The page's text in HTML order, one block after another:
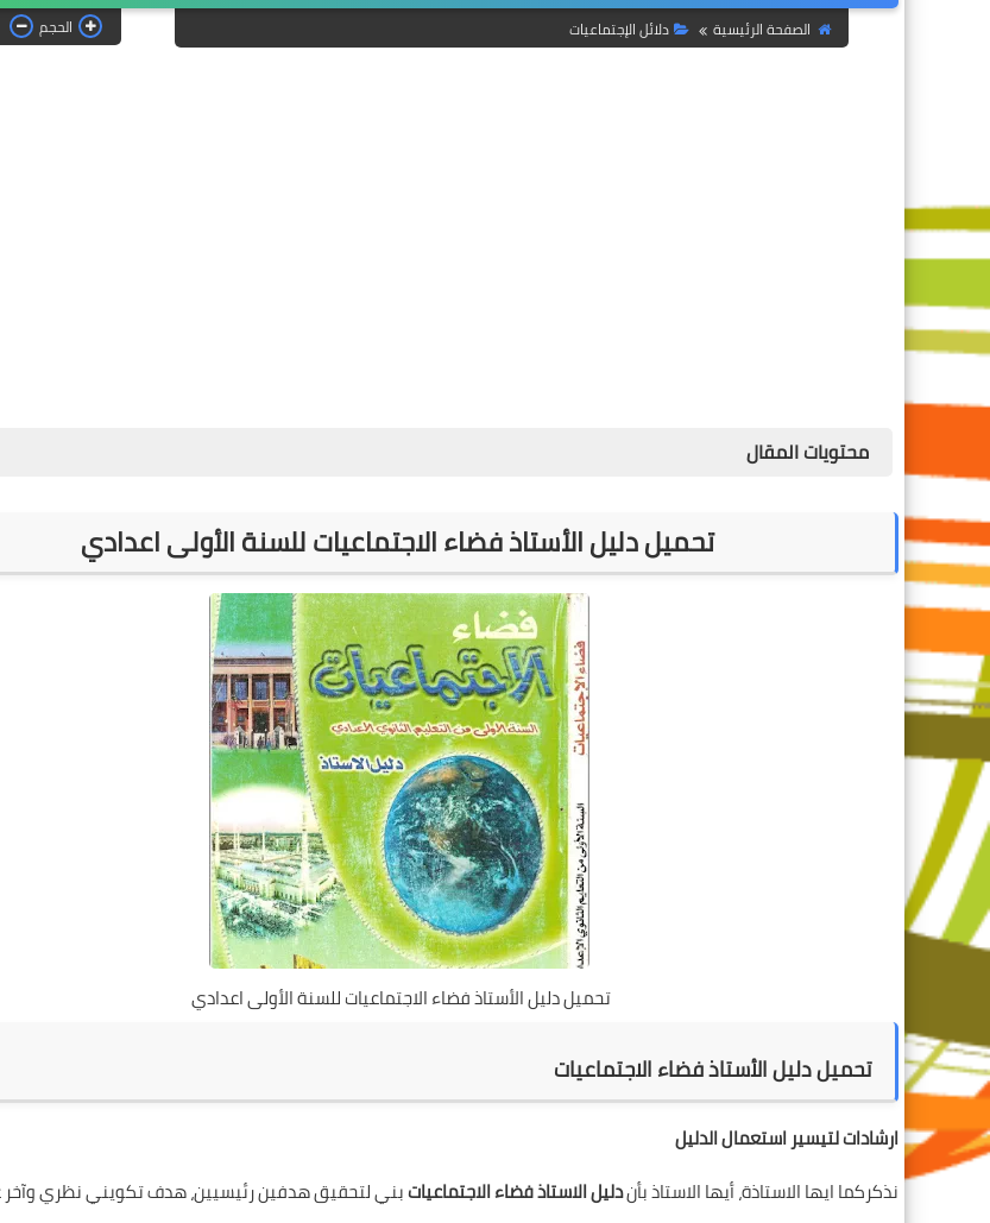
الصفحة الرئيسية دلائل الإجتماعيات الحجم
محتويات المقال
تحميل دليل الأستاذ فضاء الاجتماعيات للسنة الأولى اعدادي
تحميل دليل الأستاذ فضاء الاجتماعيات للسنة الأولى اعدادي
تحميل دليل الأستاذ فضاء الاجتماعيات
ارشادات لتيسير استعمال الدليل
نذكركما ايها الاستاذة، أيها الاستاذ بأندليل الاستاذ فضاء الاجتماعياتبني لتحقيق هدفين رئيسيين، هدف تكويني نظري وآخر